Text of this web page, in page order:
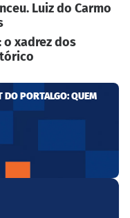
Luiz do Carmo
o xadrez dos
DO PORTALGO: QUEM